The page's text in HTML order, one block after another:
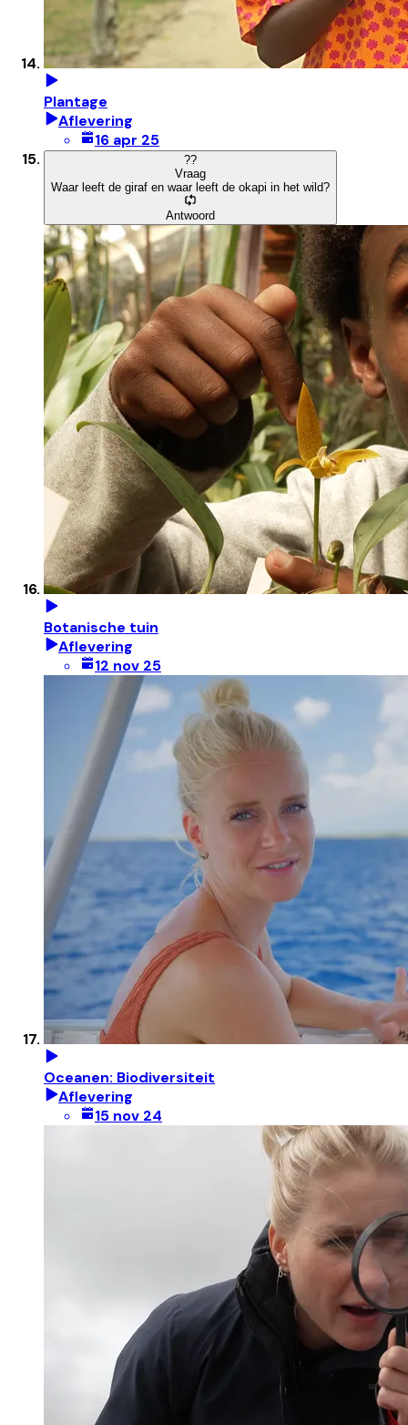
Plantage
Aflevering
16 apr 25
??
Vraag
Waar leeft de giraf en waar leeft de okapi in het wild?
Antwoord
Botanische tuin
Aflevering
12 nov 25
Oceanen: Biodiversiteit
Aflevering
15 nov 24